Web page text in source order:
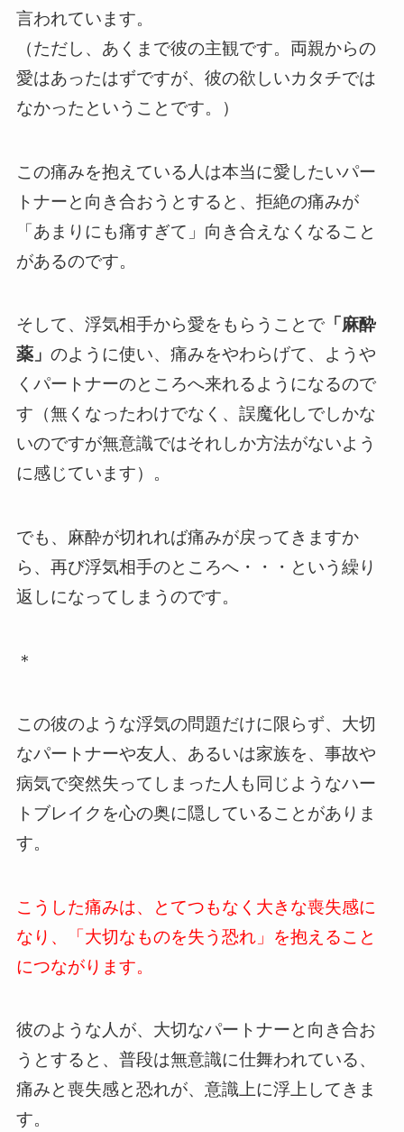
言われています。
（ただし、あくまで彼の主観です。両親からの
愛はあったはずですが、彼の欲しいカタチでは
なかったということです。）
この痛みを抱えている人は本当に愛したいパー
トナーと向き合おうとすると、拒絶の痛みが
「あまりにも痛すぎて」向き合えなくなること
があるのです。
そして、浮気相手から愛をもらうことで「麻酔
薬」 のように使い、痛みをやわらげて、ようや
くパートナーのところへ来れるようになるので
す（無くなったわけでなく、誤魔化しでしかな
いのですが無意識ではそれしか方法がないよう
に感じています）。
でも、麻酔が切れれば痛みが戻ってきますか
ら、再び浮気相手のところへ・・・という繰り
返しになってしまうのです。
＊
この彼のような浮気の問題だけに限らず、大切
なパートナーや友人、あるいは家族を、事故や
病気で突然失ってしまった人も同じようなハー
トブレイクを心の奥に隠していることがありま
す。
こうした痛みは、とてつもなく大きな喪失感に
なり、「大切なものを失う恐れ」を抱えること
につながります。
彼のような人が、大切なパートナーと向き合お
うとすると、普段は無意識に仕舞われている、
痛みと喪失感と恐れが、意識上に浮上してきま
す。